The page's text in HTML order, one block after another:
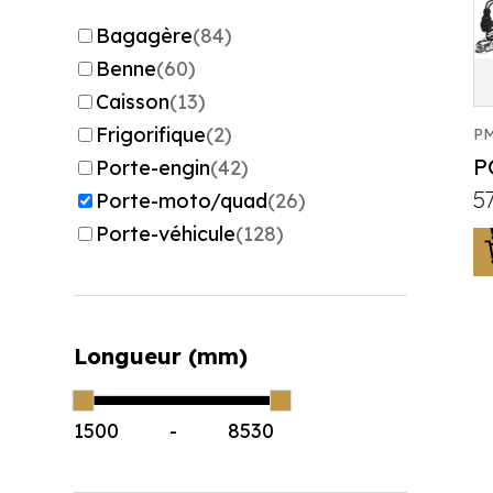
Bagagère(84)
Benne(60)
Caisson(13)
Frigorifique(2)
Porte-engin(42)
Porte-moto/quad(26)
Porte-véhicule(128)
Longueur (mm)
1500 - 8530